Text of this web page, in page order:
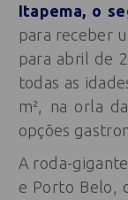
Itapema, o
para receber
para abril de
todas as
m², na orla
opções
A roda-
e Porto Belo,